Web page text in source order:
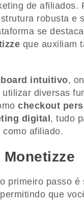
de afiliados.
robusta e
se
que auxiliam
intuitivo,
utilizar diversas
checkout
digital , tudo
afiliado.
primeiro passo é
que